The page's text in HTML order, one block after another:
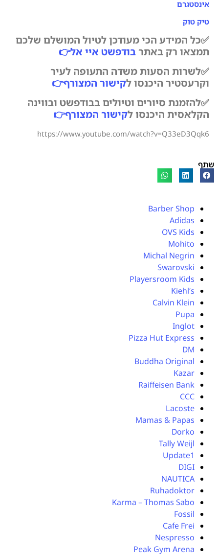
אינסטגרם
טיק טוק
✅כל המידע הכי מעודכן לטיול המושלם שלכם
תמצאו רק באתר בודפשט איי אל👉
✅לשרות הסעות משדה התעופה לעיר
וקרעסטיר היכנסו לקישור המצורף👉
✅להזמנת סיורים וטיולים בבודפשט ובווינה
הקלאסית היכנסו לקישור המצורף👉
https://www.youtube.com/watch?v=Q33eD3Qqk6
שתף
Barber Shop
Adidas
OVS Kids
Mohito
Michal Negrin
Swarovski
Playersroom Kids
Kiehl’s
Calvin Klein
Pupa
Inglot
Pizza Hut Express
DM
Buddha Original
Kazar
Raiffeisen Bank
CCC
Lacoste
Mamas & Papas
Dorko
Tally Weijl
Update1
DIGI
NAUTICA
Ruhadoktor
Karma – Thomas Sabo
Fossil
Cafe Frei
Nespresso
Peak Gym Arena